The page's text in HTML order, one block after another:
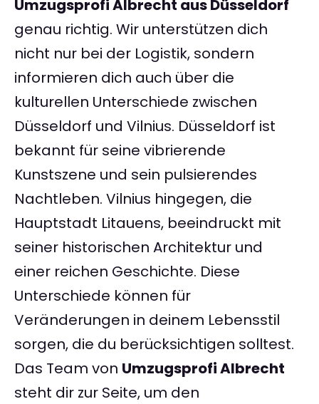
Umzugsprofi Albrecht aus Düsseldorf
genau richtig. Wir unterstützen dich
nicht nur bei der Logistik, sondern
informieren dich auch über die
kulturellen Unterschiede zwischen
Düsseldorf und Vilnius. Düsseldorf ist
bekannt für seine vibrierende
Kunstszene und sein pulsierendes
Nachtleben. Vilnius hingegen, die
Hauptstadt Litauens, beeindruckt mit
seiner historischen Architektur und
einer reichen Geschichte. Diese
Unterschiede können für
Veränderungen in deinem Lebensstil
sorgen, die du berücksichtigen solltest.
Das Team von Umzugsprofi Albrecht
steht dir zur Seite, um den